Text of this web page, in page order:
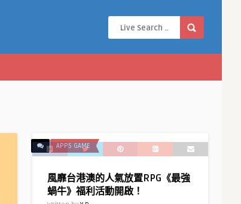
APPS GAME
風靡台港澳的人氣放置RPG《最強
蝸牛》福利活動開啟！